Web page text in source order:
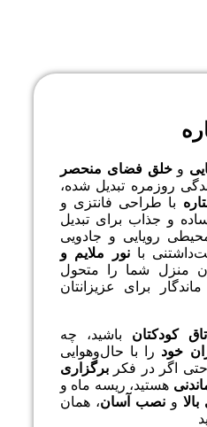
وخلق فضای منحصر
روزمره تبدیل شده،
با طراحی فانتزی و
و جذاب برای تبدیل
رویایی و جادویی
بانور ملایم و
منزل شما را متحول
برای عزیزانتان
کودکتان باشید، چه
خود را با حال‌وهوایی
حتی اگر در فکر برگزاری
هستید، ریسه ماه و
و نصب آسان، همان